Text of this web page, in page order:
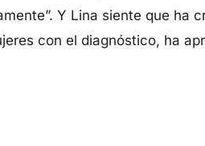
Y Lina siente que ha
con el diagnóstico, ha